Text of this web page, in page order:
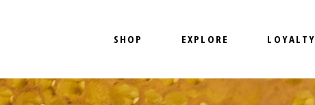
SHOP EXPLORE LOYALTY
SHOP NOW
OUR PRODUCTS